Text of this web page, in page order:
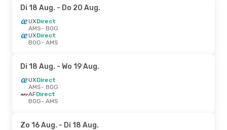
Di 18 Aug. - Do 20 Aug.
UXDirect
AMS- BOG
UXDirect
BOG- AMS
Di 18 Aug. - Wo 19 Aug.
UXDirect
AMS- BOG
AFDirect
BOG- AMS
Zo 16 Aug. - Di 18 Aug.